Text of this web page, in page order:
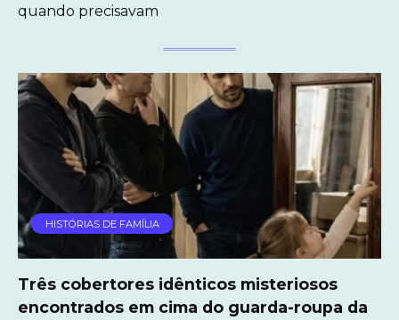
quando precisavam
HISTÓRIAS DE FAMÍLIA
Três cobertores idênticos misteriosos
encontrados em cima do guarda-roupa da